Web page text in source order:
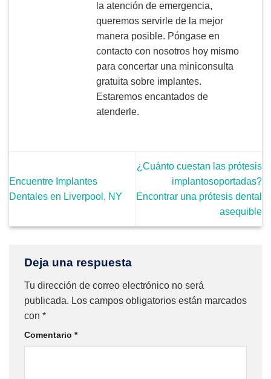
la atención de emergencia,
queremos servirle de la mejor
manera posible. Póngase en
contacto con nosotros hoy mismo
para concertar una miniconsulta
gratuita sobre implantes.
Estaremos encantados de
atenderle.
Encuentre Implantes
Dentales en Liverpool, NY
¿Cuánto cuestan las prótesis
implantosoportadas?
Encontrar una prótesis dental
asequible
Deja una respuesta
Tu dirección de correo electrónico no será
publicada. Los campos obligatorios están marcados
con *
Comentario *